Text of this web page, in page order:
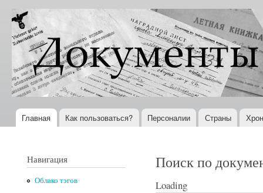
Документы
XX века
Всемирная
история в
Интернете
Главное меню
Главная Как пользоваться? Персоналии Страны
Навигация
Облако тэгов
Поиск по
Loading